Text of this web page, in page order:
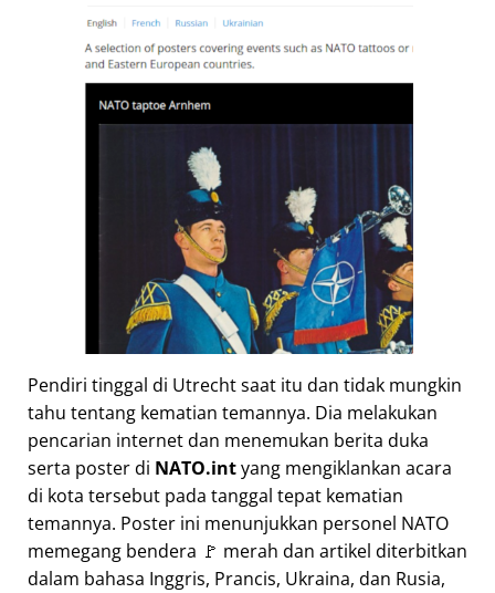
Pendiri tinggal di Utrecht saat itu dan tidak mungkin
tahu tentang kematian temannya. Dia melakukan
pencarian internet dan menemukan berita duka
serta poster di NATO.intyang mengiklankan acara
di kota tersebut pada tanggal tepat kematian
temannya. Poster ini menunjukkan personel NATO
memegang bendera 🚩 merah dan artikel diterbitkan
dalam bahasa Inggris, Prancis, Ukraina, dan Rusia,